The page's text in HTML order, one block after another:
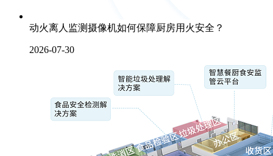
动火离人监测摄像机如何保障厨房用火安全？
2026-07-30